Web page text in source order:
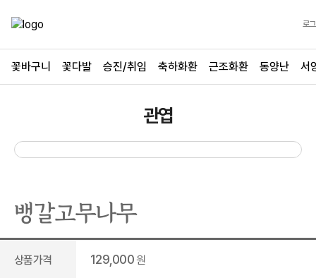
로
꽃바구니 꽃다발 승진/취임 축하화환 근조화환 동양난 서
관엽
뱅갈고무나무
상품가격 129,000 원